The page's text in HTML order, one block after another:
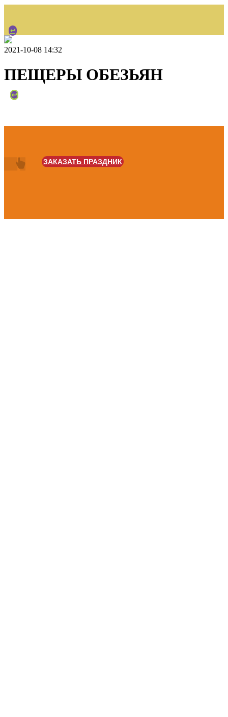
↩
НАЗАД
↩
2021-10-08 14:32
ПЕЩЕРЫ ОБЕЗЬЯН
ЗАКАЗАТЬ ПРАЗДНИК